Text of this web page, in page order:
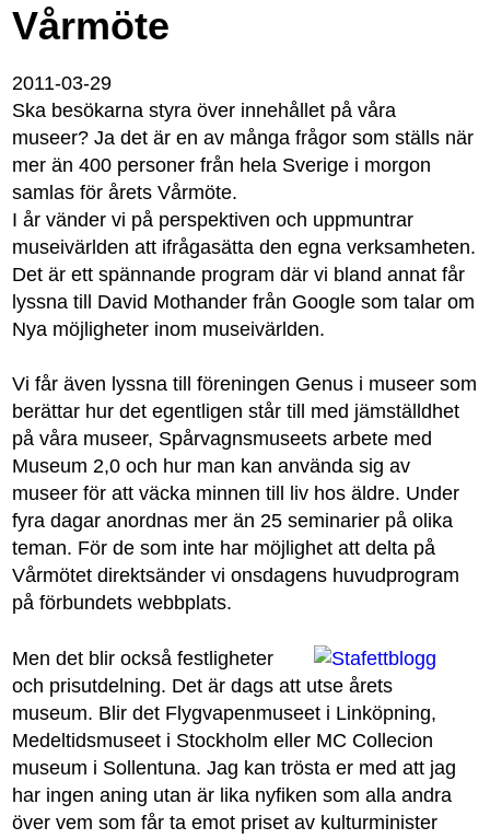
Vårmöte
2011-03-29
Ska besökarna styra över innehållet på våra
museer? Ja det är en av många frågor som ställs när
mer än 400 personer från hela Sverige i morgon
samlas för årets Vårmöte.
I år vänder vi på perspektiven och uppmuntrar
museivärlden att ifrågasätta den egna verksamheten.
Det är ett spännande program där vi bland annat får
lyssna till David Mothander från Google som talar om
Nya möjligheter inom museivärlden.
Vi får även lyssna till föreningen Genus i museer som
berättar hur det egentligen står till med jämställdhet
på våra museer, Spårvagnsmuseets arbete med
Museum 2,0 och hur man kan använda sig av
museer för att väcka minnen till liv hos äldre. Under
fyra dagar anordnas mer än 25 seminarier på olika
teman. För de som inte har möjlighet att delta på
Vårmötet direktsänder vi onsdagens huvudprogram
på förbundets webbplats.
Men det blir också festligheter
och prisutdelning. Det är dags att utse årets
museum. Blir det Flygvapenmuseet i Linköpning,
Medeltidsmuseet i Stockholm eller MC Collecion
museum i Sollentuna. Jag kan trösta er med att jag
har ingen aning utan är lika nyfiken som alla andra
över vem som får ta emot priset av kulturminister